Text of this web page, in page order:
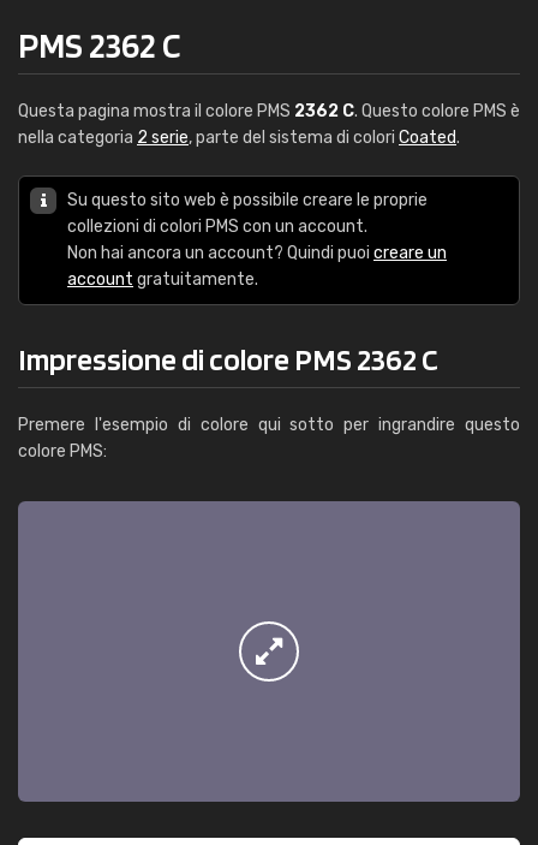
PMS 2362 C
Questa pagina mostra il colore PMS 2362 C. Questo colore PMS è
nella categoria 2 serie, parte del sistema di colori Coated.
Su questo sito web è possibile creare le proprie
collezioni di colori PMS con un account.
Non hai ancora un account? Quindi puoi creare un
account gratuitamente.
Impressione di colore PMS 2362 C
Premere l'esempio di colore qui sotto per ingrandire questo
colore PMS: